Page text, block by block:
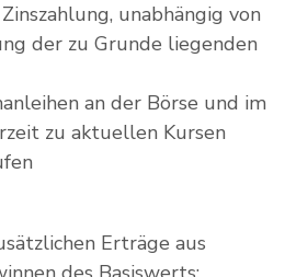
unabhängig von
der zu Grunde liegenden
an der Börse und im
zu aktuellen Kursen
Erträge aus